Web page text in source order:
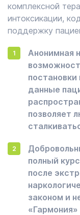
комплексной
интоксикации,
поддержку
Анонимная
данные
позволяет
полный
после
законом и